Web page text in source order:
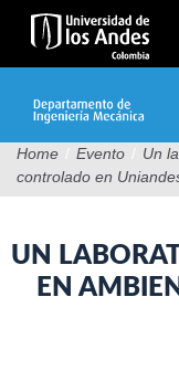
Pasar
contenido
Home / Evento / Un
controlado en
UN
EN